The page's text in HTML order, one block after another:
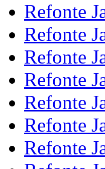
Refonte
Refonte
Refonte
Refonte
Refonte
Refonte
Refonte